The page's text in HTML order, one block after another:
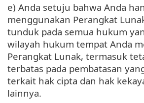
e) Anda setuju bahwa Anda
menggunakan Perangkat
tunduk pada semua hukum
wilayah hukum tempat Anda
Perangkat Lunak, termasuk
terbatas pada pembatasan
terkait hak cipta dan hak
lainnya.